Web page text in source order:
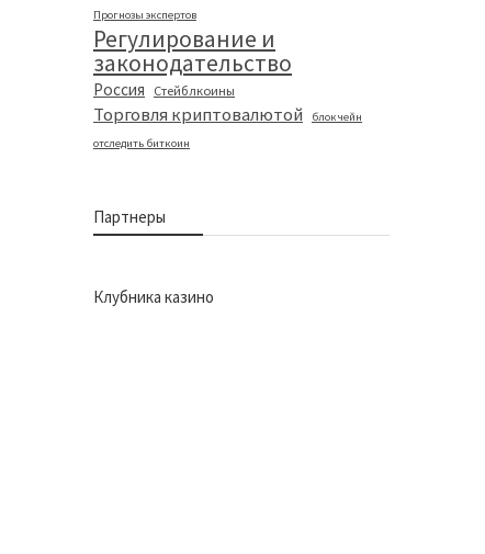
Прогнозы экспертов
Регулирование и
законодательство
Россия Стейблкоины
Торговля криптовалютой
блокчейн
отследить биткоин
Партнеры
Клубника казино